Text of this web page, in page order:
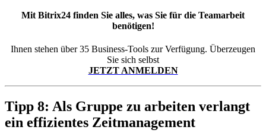
Mit Bitrix24 finden Sie alles, was Sie für die Teamarbeit
benötigen!
Ihnen stehen über 35 Business-Tools zur Verfügung. Überzeugen
Sie sich selbst
JETZT ANMELDEN
Tipp 8: Als Gruppe zu arbeiten verlangt
ein effizientes Zeitmanagement